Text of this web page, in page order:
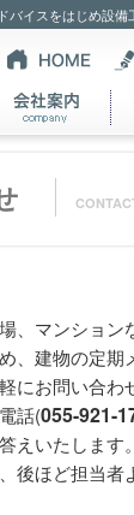
バイスをはじめ設
、マンショ
、建物の定
にお問い合わ
話(055-921-
えいたします。
後ほど担当